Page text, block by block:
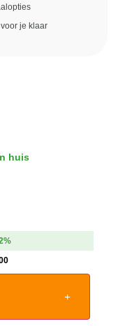
je klaar
huis